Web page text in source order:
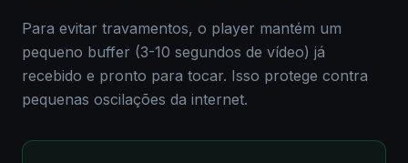
Para evitar travamentos, o player mantém um
pequeno buffer (3-10 segundos de vídeo) já
recebido e pronto para tocar. Isso protege contra
pequenas oscilações da internet.